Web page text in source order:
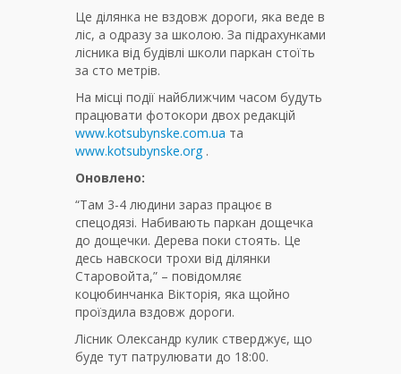
Це ділянка не вздовж дороги, яка веде в
ліс, а одразу за школою. За підрахунками
лісника від будівлі школи паркан стоїть
за сто метрів.
На місці події найближчим часом будуть
працювати фотокори двох редакцій
www.kotsubynske.com.ua та
www.kotsubynske.org.
Оновлено:
“Там 3-4 людини зараз працює в
спецодязі. Набивають паркан дощечка
до дощечки. Дерева поки стоять. Це
десь навскоси трохи від ділянки
Старовойта,” – повідомляє
коцюбинчанка Вікторія, яка щойно
проїздила вздовж дороги.
Лісник Олександр кулик стверджує, що
буде тут патрулювати до 18:00.